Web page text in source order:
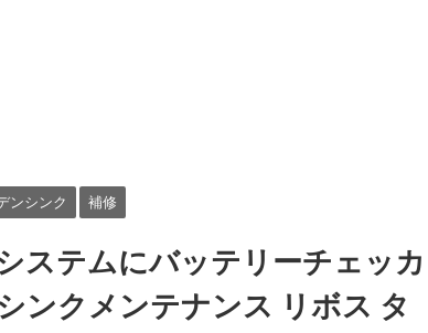
ンシンク 補修
ステムにバッテリーチェッカ
ンクメンテナンス リボス タ